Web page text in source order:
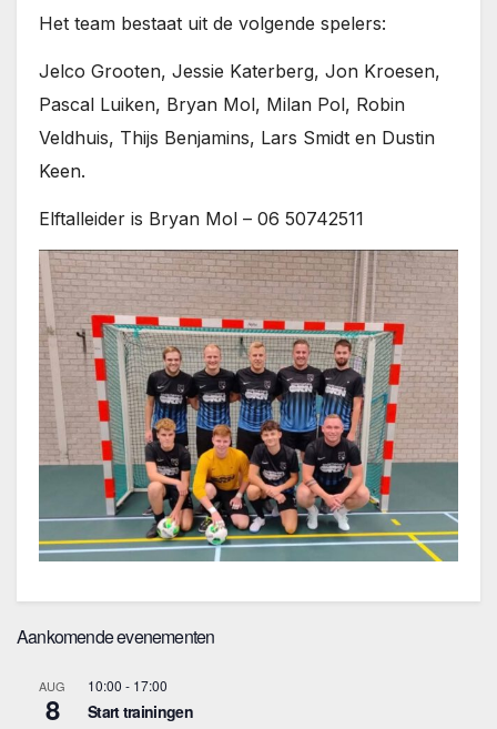
Het team bestaat uit de volgende spelers:
Jelco Grooten, Jessie Katerberg, Jon Kroesen,
Pascal Luiken, Bryan Mol, Milan Pol, Robin
Veldhuis, Thijs Benjamins, Lars Smidt en Dustin
Keen.
Elftalleider is Bryan Mol – 06 50742511
Aankomende evenementen
AUG
8
10:00 - 17:00
Start trainingen